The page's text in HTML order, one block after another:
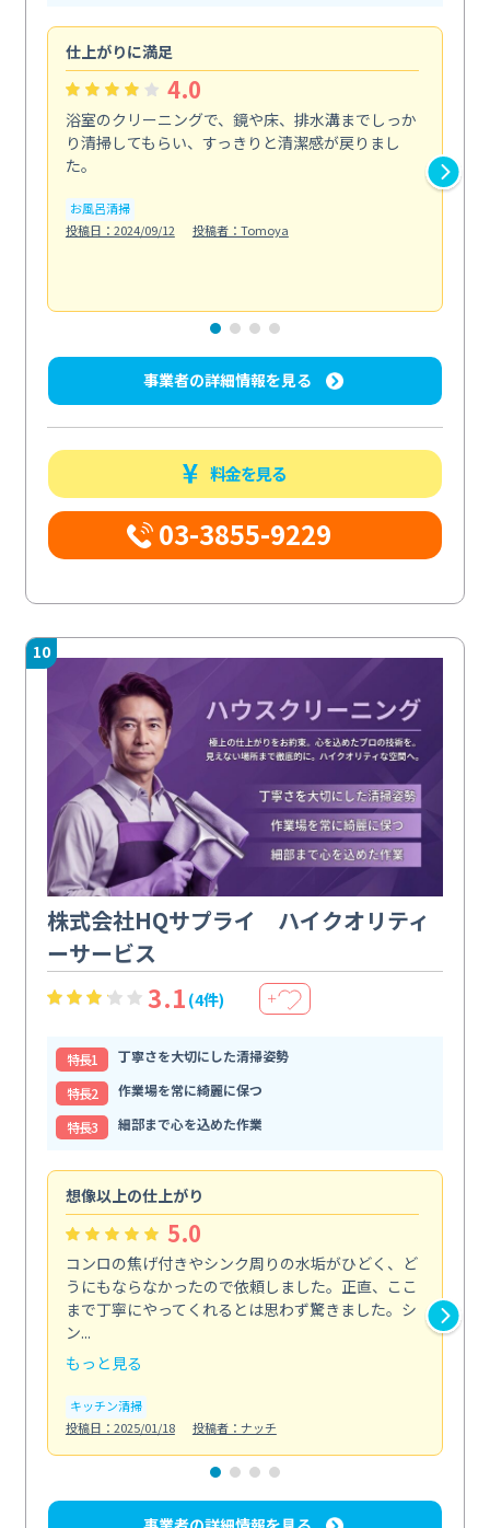
仕上がりに満足
4.0
浴室のクリーニングで、鏡や床、排水溝までしっか
り清掃してもらい、すっきりと清潔感が戻りまし
た。
お風呂清掃
投稿日：2024/09/12
投稿者：Tomoya
事業者の詳細情報を見る
料金を見る
03-3855-9229
10
株式会社HQサプライ ハイクオリティ
ーサービス
3.1 (4件) ＋
特⻑1
丁寧さを大切にした清掃姿勢
特⻑2
作業場を常に綺麗に保つ
特⻑3
細部まで心を込めた作業
想像以上の仕上がり
5.0
コンロの焦げ付きやシンク周りの水垢がひどく、ど
うにもならなかったので依頼しました。正直、ここ
まで丁寧にやってくれるとは思わず驚きました。シ
ン...
もっと見る
キッチン清掃
投稿日：2025/01/18
投稿者：ナッチ